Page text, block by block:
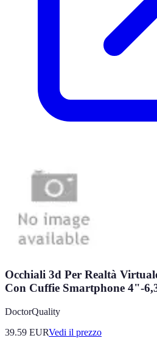
Occhiali 3d Per Realtà
Con Cuffie Smartphone 4"-
DoctorQuality
39.59 EURVedi il prezzo